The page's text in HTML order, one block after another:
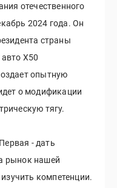
отечественного
2024 года. Он
страны
Х50
опытную
о модификации
тягу.
- дать
рынок нашей
компетенции.